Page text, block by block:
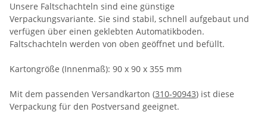
Unsere Faltschachteln sind eine günstige
Verpackungsvariante. Sie sind stabil, schnell aufgebaut und
verfügen über einen geklebten Automatikboden.
Faltschachteln werden von oben geöffnet und befüllt.
Kartongröße (Innenmaß): 90 x 90 x 355 mm
Mit dem passenden Versandkarton (310-90943) ist diese
Verpackung für den Postversand geeignet.